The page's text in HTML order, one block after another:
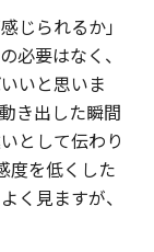
じられるか」
必要はなく、
いと思いま
き出した瞬間
として伝わり
度を低くした
く見ますが、